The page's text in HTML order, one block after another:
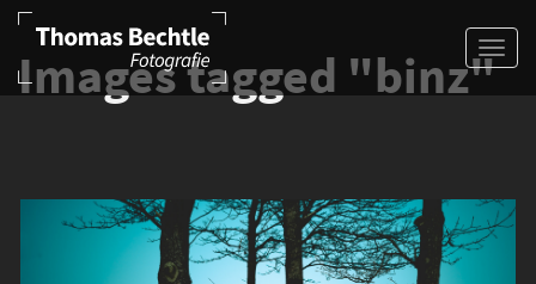
Images tagged "binz"